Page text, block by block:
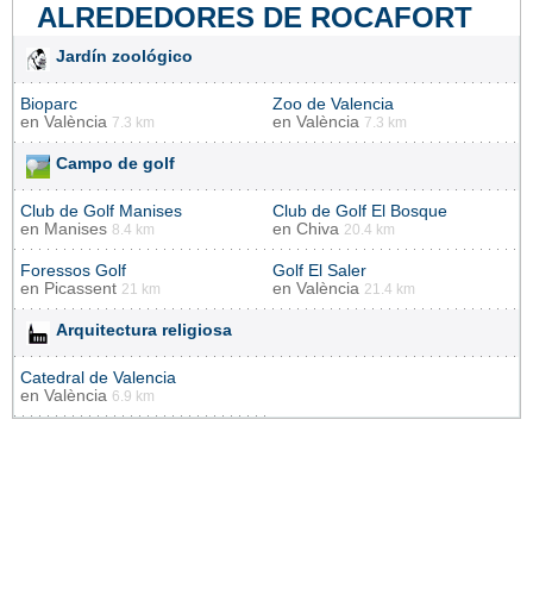
ALREDEDORES DE ROCAFORT
Jardín zoológico
Bioparc
en València 7.3 km
Zoo de Valencia
en València 7.3 km
Campo de golf
Club de Golf Manises
en Manises 8.4 km
Club de Golf El Bosque
en Chiva 20.4 km
Foressos Golf
en Picassent 21 km
Golf El Saler
en València 21.4 km
Arquitectura religiosa
Catedral de Valencia
en València 6.9 km